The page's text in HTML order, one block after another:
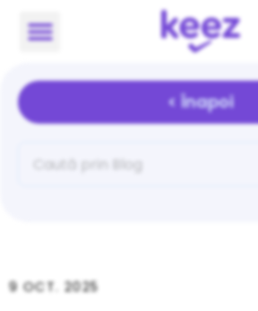
< Înapoi
9 OCT. 2025